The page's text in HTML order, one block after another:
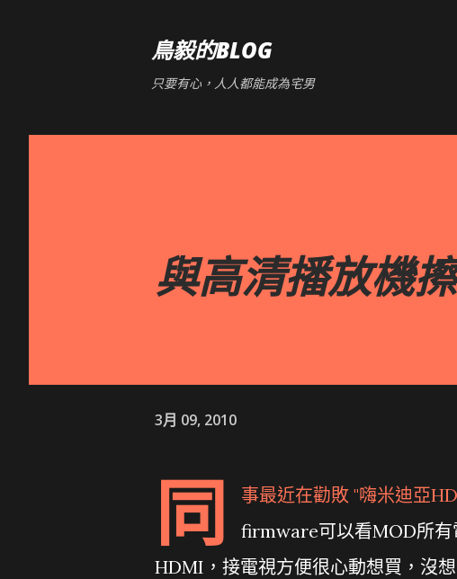
鳥毅的BLOG
只要有心，人人都能成為宅男
與高清播放機
3月 09, 2010
同 事最近在勸敗 "嗨米迪亞
firmware可以看MOD所有
HDMI，接電視方便很心動想買，沒